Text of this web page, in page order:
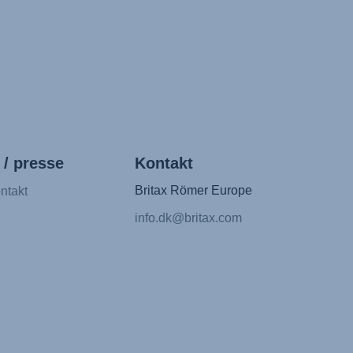
/ presse Kontakt
Britax Römer Europe
info.dk@britax.com